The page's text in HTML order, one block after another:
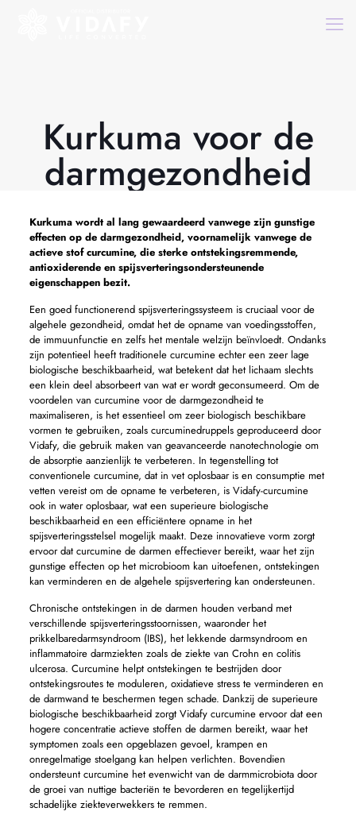
Kurkuma voor de
darmgezondheid
Kurkuma wordt al lang gewaardeerd vanwege zijn gunstige
effecten op de darmgezondheid, voornamelijk vanwege de
actieve stof curcumine, die sterke ontstekingsremmende,
antioxiderende en spijsverteringsondersteunende
eigenschappen bezit.
Een goed functionerend spijsverteringssysteem is cruciaal voor de
algehele gezondheid, omdat het de opname van voedingsstoffen,
de immuunfunctie en zelfs het mentale welzijn beïnvloedt. Ondanks
zijn potentieel heeft traditionele curcumine echter een zeer lage
biologische beschikbaarheid, wat betekent dat het lichaam slechts
een klein deel absorbeert van wat er wordt geconsumeerd. Om de
voordelen van curcumine voor de darmgezondheid te
maximaliseren, is het essentieel om zeer biologisch beschikbare
vormen te gebruiken, zoals curcuminedruppels geproduceerd door
Vidafy, die gebruik maken van geavanceerde nanotechnologie om
de absorptie aanzienlijk te verbeteren. In tegenstelling tot
conventionele curcumine, dat in vet oplosbaar is en consumptie met
vetten vereist om de opname te verbeteren, is Vidafy-curcumine
ook in water oplosbaar, wat een superieure biologische
beschikbaarheid en een efficiëntere opname in het
spijsverteringsstelsel mogelijk maakt. Deze innovatieve vorm zorgt
ervoor dat curcumine de darmen effectiever bereikt, waar het zijn
gunstige effecten op het microbioom kan uitoefenen, ontstekingen
kan verminderen en de algehele spijsvertering kan ondersteunen.
Chronische ontstekingen in de darmen houden verband met
verschillende spijsverteringsstoornissen, waaronder het
prikkelbaredarmsyndroom (IBS), het lekkende darmsyndroom en
inflammatoire darmziekten zoals de ziekte van Crohn en colitis
ulcerosa. Curcumine helpt ontstekingen te bestrijden door
ontstekingsroutes te moduleren, oxidatieve stress te verminderen en
de darmwand te beschermen tegen schade. Dankzij de superieure
biologische beschikbaarheid zorgt Vidafy curcumine ervoor dat een
hogere concentratie actieve stoffen de darmen bereikt, waar het
symptomen zoals een opgeblazen gevoel, krampen en
onregelmatige stoelgang kan helpen verlichten. Bovendien
ondersteunt curcumine het evenwicht van de darmmicrobiota door
de groei van nuttige bacteriën te bevorderen en tegelijkertijd
schadelijke ziekteverwekkers te remmen.